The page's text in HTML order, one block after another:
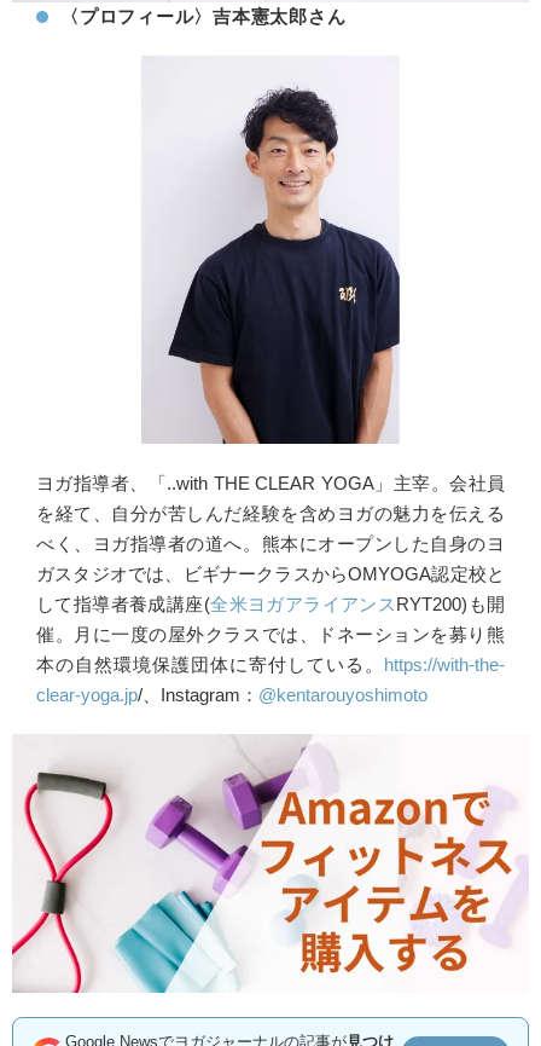
〈プロフィール〉吉本憲太郎さん
ヨガ指導者、「..with THE CLEAR YOGA」主宰。会社員
を経て、自分が苦しんだ経験を含めヨガの魅力を伝える
べく、ヨガ指導者の道へ。熊本にオープンした自身のヨ
ガスタジオでは、ビギナークラスからOMYOGA認定校と
して指導者養成講座(全米ヨガアライアンスRYT200)も開
催。月に一度の屋外クラスでは、ドネーションを募り熊
本の自然環境保護団体に寄付している。 https://with-the-
clear-yoga.jp/、Instagram： @kentarouyoshimoto
Google Newsでヨガジャーナルの記事が見つけ